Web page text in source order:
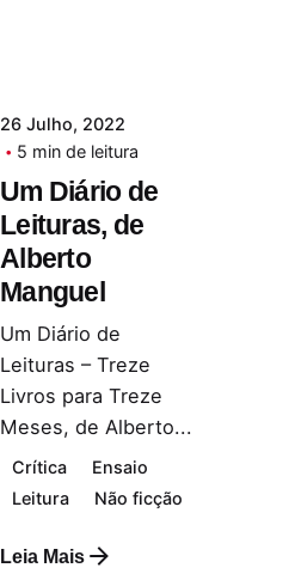
26 Julho, 2022
5 min de leitura
Um Diário de
Leituras, de
Alberto
Manguel
Um Diário de
Leituras – Treze
Livros para Treze
Meses, de Alberto...
Crítica
Ensaio
Leitura
Não ficção
Leia Mais